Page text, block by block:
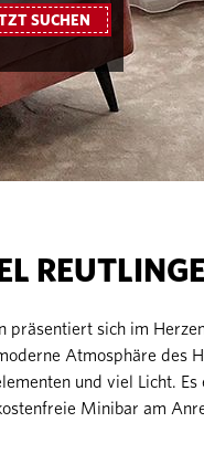
SUCHEN
präsentiert sich im
Atmosphäre des
und viel Licht.
Minibar am